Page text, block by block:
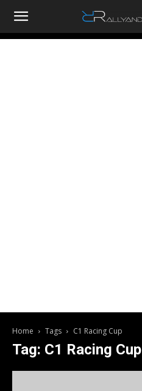
RallyandRaces.com
Home Tags C1 Racing Cup
Tag: C1 Racing Cup